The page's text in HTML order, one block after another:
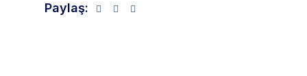
Paylaş: